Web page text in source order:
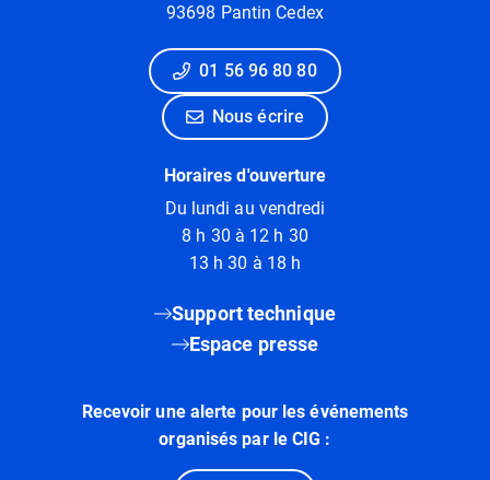
93698 Pantin Cedex
01 56 96 80 80
Nous écrire
Horaires d'ouverture
Du lundi au vendredi
8 h 30 à 12 h 30
13 h 30 à 18 h
Support technique
Espace presse
Recevoir une alerte pour les événements
organisés par le CIG :